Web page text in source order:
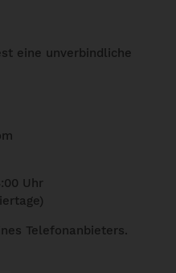
eine unverbindliche
Uhr
Telefonanbieters.